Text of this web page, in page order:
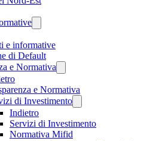
e informative
di Default
e Normativa
e Normativa
di Investimento
Indietro
Servizi di Investimento
Normativa Mifid